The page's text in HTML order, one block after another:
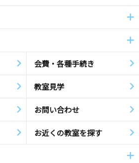
会費・各種手続き
教室見学
お問い合わせ
お近くの教室を探す